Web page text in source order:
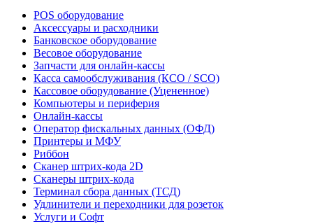
POS оборудование
Аксессуары и расходники
Банковское оборудование
Весовое оборудование
Запчасти для онлайн-кассы
Касса самообслуживания (КСО / SCO)
Кассовое оборудование (Уцененное)
Компьютеры и периферия
Онлайн-кассы
Оператор фискальных данных (ОФД)
Принтеры и МФУ
Риббон
Сканер штрих-кода 2D
Сканеры штрих-кода
Терминал сбора данных (ТСД)
Удлинители и переходники для розеток
Услуги и Софт